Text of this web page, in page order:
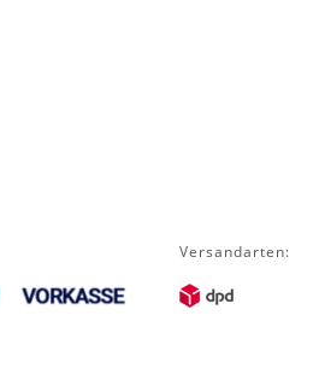
Versandarten: